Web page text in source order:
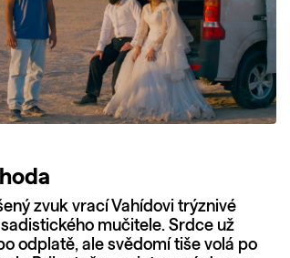
zvuk vrací Vahídovi trýznivé
mučitele. Srdce už
odplatě, ale svědomí tiše volá po